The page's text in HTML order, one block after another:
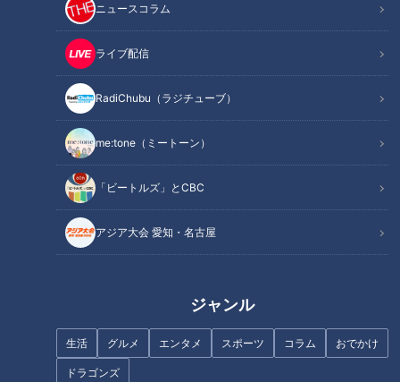
ニュースコラム
ライブ配信
RadiChubu（ラジチューブ）
me:tone（ミートーン）
「ビートルズ」とCBC
アジア大会 愛知・名古屋
ジャンル
生活 グルメ エンタメ スポーツ コラム おでかけ
ドラゴンズ
「食中毒」おにぎり・お弁当作
りの注意点…旬の食材に“謎の食
中毒”も！今注目すべき食中毒の
原因や予防法
地産地消のサラダめし
「かきの柚子しぐれ煮・半熟卵